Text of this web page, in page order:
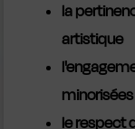
la
artistique
minorisées
le respect